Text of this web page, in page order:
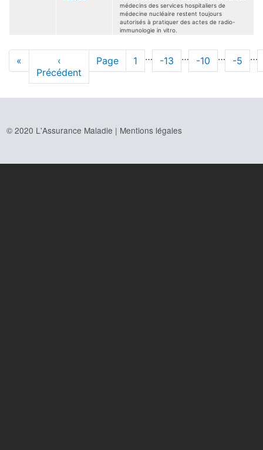
médecins des services hospitaliers de
médecine nucléaire restent toujours
autorisés à pratiquer des actes de radio-
immunologie in vitro.
Pagination
Première
page
«
Page
précédente
‹
Précédent
Page Page
1 … Page
-13 … Page
-10 … Page
-5 …
© 2020 L'Assurance Maladie | Mentions légales